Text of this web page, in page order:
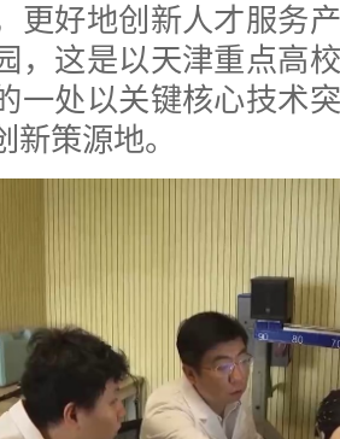
更好地创新人才服务
，这是以天津重点高
一处以关键核心技术
新策源地。